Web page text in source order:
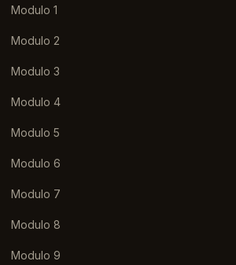
Modulo 1
Modulo 2
Modulo 3
Modulo 4
Modulo 5
Modulo 6
Modulo 7
Modulo 8
Modulo 9